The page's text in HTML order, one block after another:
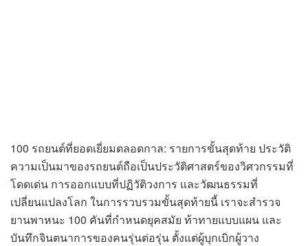
100 รถยนต์ที่ยอดเยี่ยมตลอดกาล: รายการขั้นสุดท้าย ประวัติ
ความเป็นมาของรถยนต์ถือเป็นประวัติศาสตร์ของวิศวกรรมที่
โดดเด่น การออกแบบที่ปฏิวัติวงการ และวัฒนธรรมที่
เปลี่ยนแปลงโลก ในการรวบรวมขั้นสุดท้ายนี้ เราจะสำรวจ
ยานพาหนะ 100 คันที่กำหนดยุคสมัย ท้าทายแบบแผน และ
บันทึกจินตนาการของคนรุ่นต่อรุ่น ตั้งแต่ผู้บุกเบิกผู้วาง